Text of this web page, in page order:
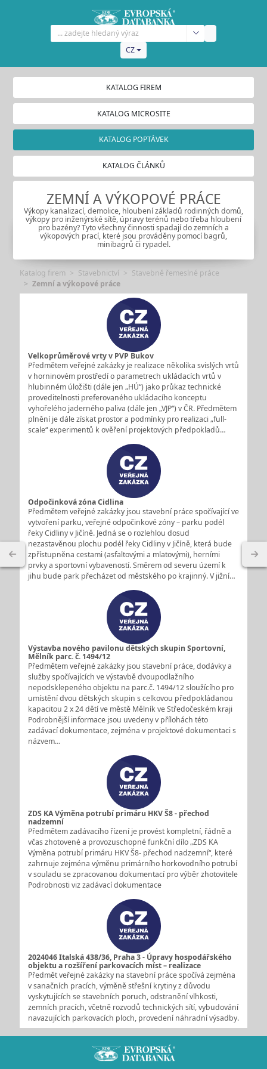
CZ
KATALOG FIREM
KATALOG MICROSITE
KATALOG POPTÁVEK
KATALOG ČLÁNKŮ
ZEMNÍ A VÝKOPOVÉ PRÁCE
Výkopy kanalizací, demolice, hloubení základů rodinných domů,
výkopy pro inženýrské sítě, úpravy terénů nebo třeba hloubení
pro bazény? Tyto všechny činnosti spadají do zemních a
výkopových prací, které jsou prováděny pomocí bagrů,
minibagrů či rypadel.
Katalog firem Stavebnictví
Stavebně řemeslné práce
Zemní a výkopové práce
Velkoprůměrové vrty v PVP Bukov
Předmětem veřejné zakázky je realizace několika svislých vrtů
v horninovém prostředí o parametrech ukládacích vrtů v
hlubinném úložišti (dále jen „HÚ“) jako průkaz technické
proveditelnosti preferovaného ukládacího konceptu
vyhořelého jaderného paliva (dále jen „VJP“) v ČR. Předmětem
plnění je dále získat prostor a podmínky pro realizaci „full-
scale“ experimentů k ověření projektových předpokladů…
Odpočinková zóna Cidlina
Předmětem veřejné zakázky jsou stavební práce spočívající ve
vytvoření parku, veřejné odpočinkové zóny – parku podél
řeky Cidliny v Jičíně. Jedná se o rozlehlou dosud
nezastavěnou plochu podél řeky Cidliny v Jičíně, která bude
zpřístupněna cestami (asfaltovými a mlatovými), herními
prvky a sportovní vybaveností. Směrem od severu území k
jihu bude park přecházet od městského po krajinný. V jižní…
Výstavba nového pavilonu dětských skupin Sportovní,
Mělník parc. č. 1494/12
Předmětem veřejné zakázky jsou stavební práce, dodávky a
služby spočívajících ve výstavbě dvoupodlažního
nepodsklepeného objektu na parc.č. 1494/12 sloužícího pro
umístění dvou dětských skupin s celkovou předpokládanou
kapacitou 2 x 24 dětí ve městě Mělník ve Středočeském kraji
Podrobnější informace jsou uvedeny v přílohách této
zadávací dokumentace, zejména v projektové dokumentaci s
názvem…
ZDS KA Výměna potrubí primáru HKV Š8 - přechod
nadzemní
Předmětem zadávacího řízení je provést kompletní, řádně a
včas zhotovené a provozuschopné funkční dílo „ZDS KA
Výměna potrubí primáru HKV Š8- přechod nadzemní“, které
zahrnuje zejména výměnu primárního horkovodního potrubí
v souladu se zpracovanou dokumentací pro výběr zhotovitele
Podrobnosti viz zadávací dokumentace
2024046 Italská 438/36, Praha 3 - Úpravy hospodářského
objektu a rozšíření parkovacích míst – realizace
Předmět veřejné zakázky na stavební práce spočívá zejména
v sanačních pracích, výměně střešní krytiny z důvodu
vyskytujících se stavebních poruch, odstranění vlhkosti,
zemních pracích, včetně rozvodů technických sítí, vybudování
navazujících parkovacích ploch, provedení náhradní výsadby.